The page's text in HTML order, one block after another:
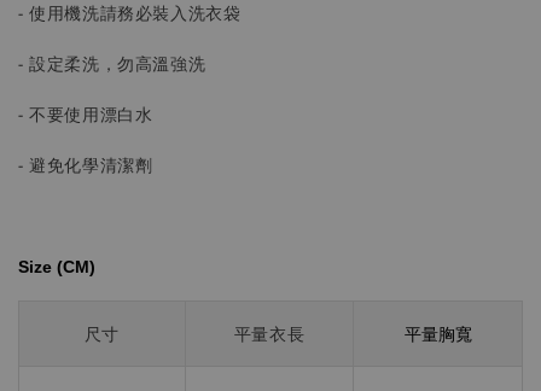
- 使用機洗請務必裝入洗衣袋
- 設定柔洗，勿高溫強洗
- 不要使用漂白水
- 避免化學清潔劑
Size (CM)⁡⁡
尺寸 平量衣長 平量胸寬